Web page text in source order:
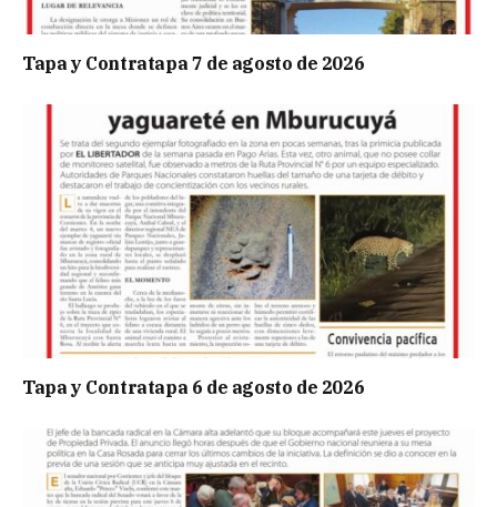
Tapa y Contratapa 7 de agosto de 2026
Tapa y Contratapa 6 de agosto de 2026